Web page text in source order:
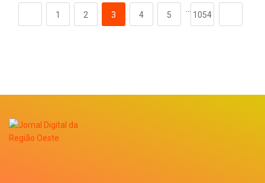
1 2 3 4 5
…
1054